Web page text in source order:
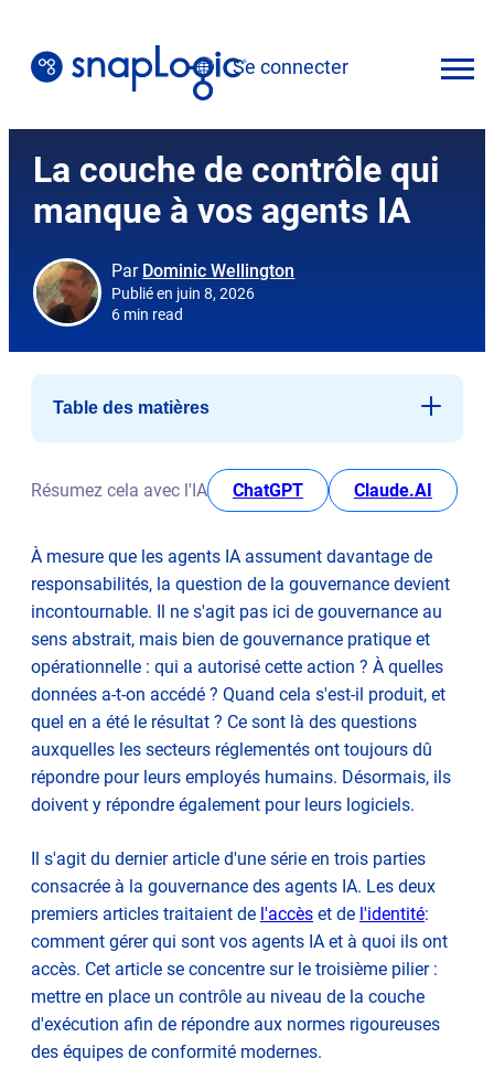
content
FrançaisSe connecter
La couche de contrôle qui
manque à vos agents IA
Par Dominic Wellington
Publié en juin 8, 2026
6 min read
Table des matières
Pourquoi cela est-il d'autant plus important dans les
La couche d'exécution fiable
Prêt pour l'audit par défaut
Jeter les bases de la gouvernance de l'IA
Rejoignez-nous pour une discussion plus approfondie
Résumez cela avec l'IA ChatGPTopens in new tab
Claude.AI opens
À mesure que les agents IA assument davantage de
responsabilités, la question de la gouvernance devient
incontournable. Il ne s'agit pas ici de gouvernance au
sens abstrait, mais bien de gouvernance pratique et
opérationnelle : qui a autorisé cette action ? À quelles
données a-t-on accédé ? Quand cela s'est-il produit, et
quel en a été le résultat ? Ce sont là des questions
auxquelles les secteurs réglementés ont toujours dû
répondre pour leurs employés humains. Désormais, ils
doivent y répondre également pour leurs logiciels.
Il s'agit du dernier article d'une série en trois parties
consacrée à la gouvernance des agents IA. Les deux
premiers articles traitaient de l'accès et de l'identité:
comment gérer qui sont vos agents IA et à quoi ils ont
accès. Cet article se concentre sur le troisième pilier :
mettre en place un contrôle au niveau de la couche
d'exécution afin de répondre aux normes rigoureuses
des équipes de conformité modernes.